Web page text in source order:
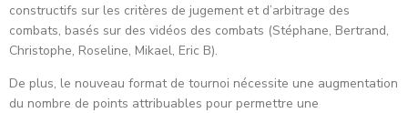
constructifs sur les critères de jugement et d’arbitrage des
combats, basés sur des vidéos des combats (Stéphane, Bertrand,
Christophe, Roseline, Mikael, Eric B).
De plus, le nouveau format de tournoi nécessite une augmentation
du nombre de points attribuables pour permettre une